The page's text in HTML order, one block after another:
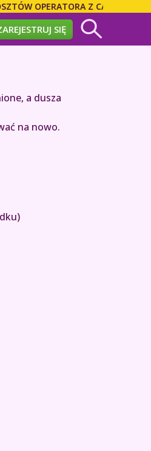
OPERATORA Z CAŁEGO ŚWIATA!
SIĘ
a dusza
na nowo.